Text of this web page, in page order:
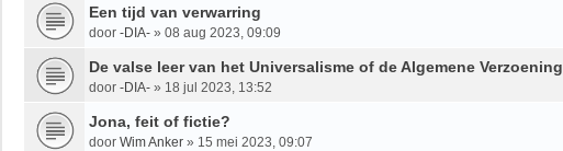
Een tijd van verwarring
door -DIA- » 08 aug 2023, 09:09
De valse leer van het Universalisme of de Algemene Verzoening
door -DIA- » 18 jul 2023, 13:52
Jona, feit of fictie?
door Wim Anker » 15 mei 2023, 09:07